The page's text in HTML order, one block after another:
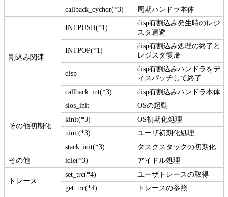
callback_cychdr(*3)
周期ハンドラ本体
割込み関連
INTPUSH(*1)
disp有割込み発生時のレジ
スタ退避
INTPOP(*1)
disp有割込み処理の終了と
レジスタ復帰
disp
disp有割込みハンドラをデ
ィスパッチして終了
callback_int(*3)
disp有割込みハンドラ本体
その他初期化
slos_init
OSの起動
kinit(*3)
OS初期化処理
uinit(*3)
ユーザ初期化処理
stack_init(*3)
タスクスタックの初期化
その他
idle(*3) アイドル処理
トレース
set_trc(*4)
ユーザトレースの取得
get_trc(*4)
トレースの参照